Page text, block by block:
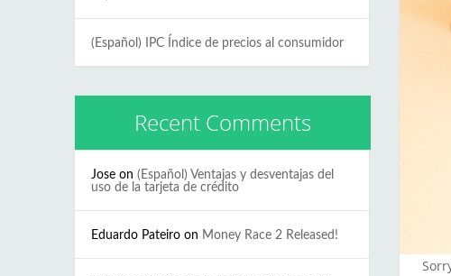
(Español) IPC Índice de precios al consumidor
Recent Comments
Jose on (Español) Ventajas y desventajas del
uso de la tarjeta de crédito
Eduardo Pateiro on Money Race 2 Released!